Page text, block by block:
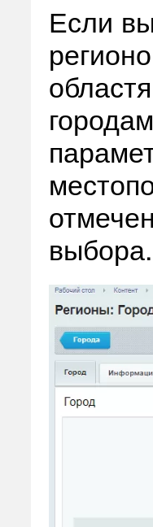
Если
выбора.